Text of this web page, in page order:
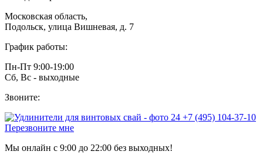
Московская область,
Подольск, улица Вишневая, д. 7
График работы:
Пн-Пт 9:00-19:00
Сб, Вс - выходные
Звоните:
+7 (495) 104-37-10
Перезвоните мне
Мы онлайн с 9:00 до 22:00 без выходных!